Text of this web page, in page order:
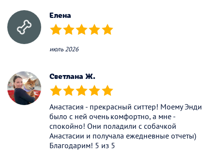
Елена
(*) (*) (*) (*) (*)
июль 2026
Светлана Ж.
(*) (*) (*) (*) (*)
Анастасия - прекрасный ситтер! Моему Энди
было с ней очень комфортно, а мне -
спокойно! Они поладили с собачкой
Анастасии и получала ежедневные отчеты)
Благодарим! 5 из 5